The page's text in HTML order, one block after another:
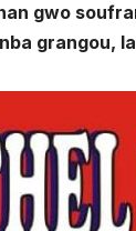
gwo
grangou,